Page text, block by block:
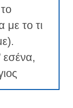
το τι
εσένα,